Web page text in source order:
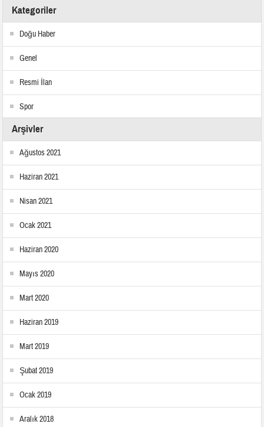
Kategoriler
Doğu Haber
Genel
Resmi İlan
Spor
Arşivler
Ağustos 2021
Haziran 2021
Nisan 2021
Ocak 2021
Haziran 2020
Mayıs 2020
Mart 2020
Haziran 2019
Mart 2019
Şubat 2019
Ocak 2019
Aralık 2018